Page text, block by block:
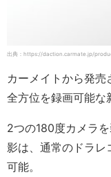
出典：https://daction.carmate.jp/
カーメイトから発売
全方位を録画可能な
2つの180度カメラ
影は、通常のドラレ
可能。